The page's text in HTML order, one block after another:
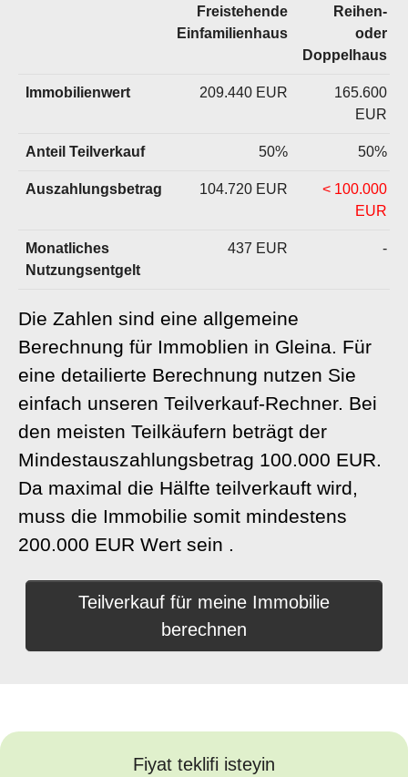
Freistehende
Einfamilienhaus
Reihen-
oder
Doppelhaus
Immobilienwert 209.440 EUR
165.600
EUR
Anteil Teilverkauf 50% 50%
Auszahlungsbetrag 104.720 EUR
< 100.000
EUR
Monatliches
Nutzungsentgelt
437 EUR -
Die Zahlen sind eine allgemeine
Berechnung für Immoblien in Gleina. Für
eine detailierte Berechnung nutzen Sie
einfach unseren Teilverkauf-Rechner. Bei
den meisten Teilkäufern beträgt der
Mindestauszahlungsbetrag 100.000 EUR.
Da maximal die Hälfte teilverkauft wird,
muss die Immobilie somit mindestens
200.000 EUR Wert sein .
Teilverkauf für meine Immobilie
berechnen
Fiyat teklifi isteyin